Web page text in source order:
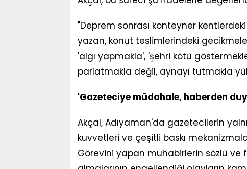
"Deprem sonrası konteyner
yazan, konut teslimlerindeki
'algı yapmakla', 'şehri kötü
parlatmakla değil, aynayı tutmakla
'Gazeteciye müdahale, haberden
Akçal, Adıyaman'da gazetecilerin
kuvvetleri ve çeşitli baskı
Görevini yapan muhabirlerin sözlü ve